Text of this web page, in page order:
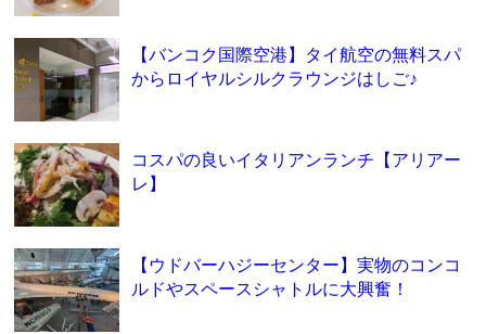
【バンコク国際空港】タイ航空の無料スパ
からロイヤルシルクラウンジはしご♪
コスパの良いイタリアンランチ【アリアー
レ】
【ウドバーハジーセンター】実物のコンコ
ルドやスペースシャトルに大興奮！